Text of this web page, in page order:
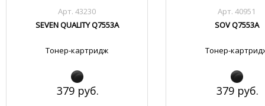
Арт. 43230
SEVEN QUALITY Q7553A
Тонер-картридж
379 руб.
Арт. 40951
SOV Q7553A
Тонер-
379 руб.